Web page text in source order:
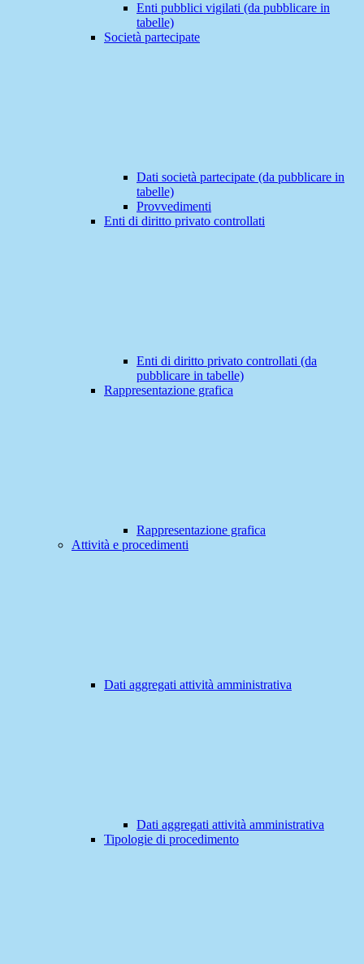
Enti pubblici vigilati (da pubblicare in
tabelle)
Società partecipate
Dati società partecipate (da pubblicare in
tabelle)
Provvedimenti
Enti di diritto privato controllati
Enti di diritto privato controllati (da
pubblicare in tabelle)
Rappresentazione grafica
Rappresentazione grafica
Attività e procedimenti
Dati aggregati attività amministrativa
Dati aggregati attività amministrativa
Tipologie di procedimento